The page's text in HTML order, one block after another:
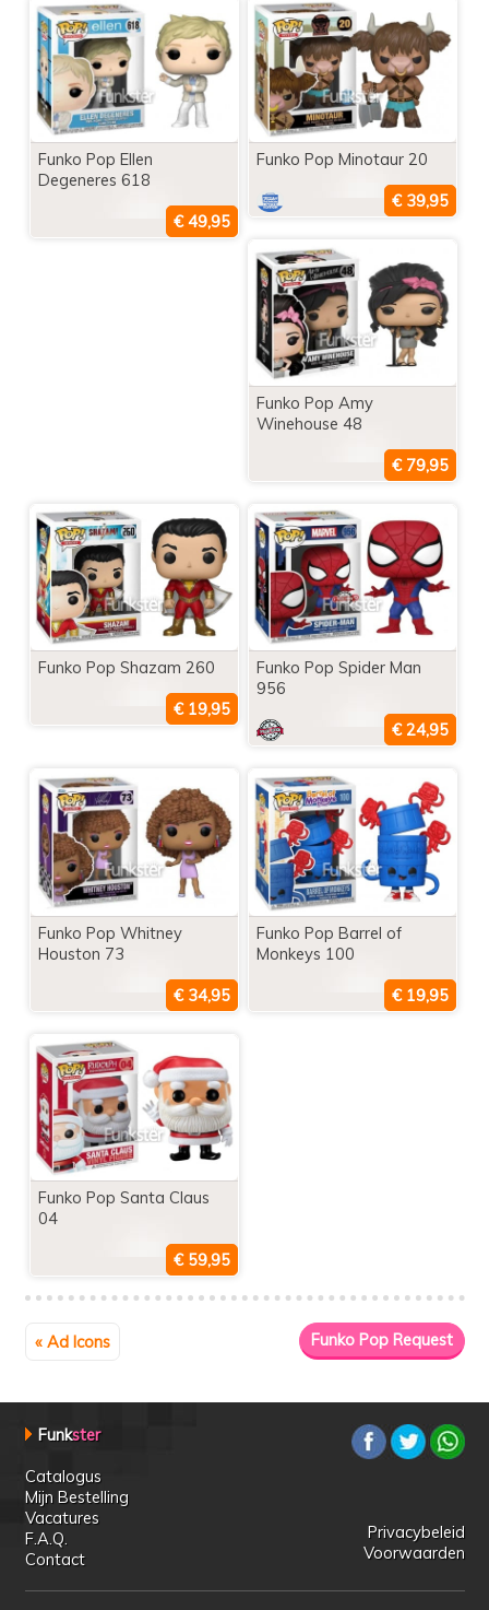
Funko Pop Ellen
Degeneres 618
Funko Pop Minotaur 20
Funko Pop Amy
Winehouse 48
Funko Pop Shazam 260
Funko Pop Spider Man
956
Funko Pop Whitney
Houston 73
Funko Pop Barrel of
Monkeys 100
Funko Pop Santa Claus
04
« Ad Icons
Funkster
Catalogus
Mijn Bestelling
Vacatures
F.A.Q.
Contact
Privacybeleid
Voorwaarden